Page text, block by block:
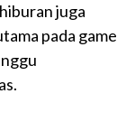
juga
pada game